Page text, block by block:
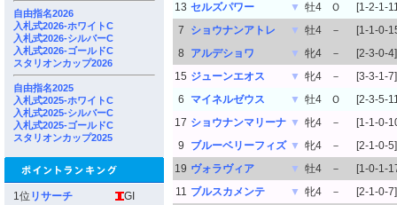
自由指名2026
入札式2026-ホワイトC
入札式2026-シルバーC
入札式2026-ゴールドC
スタリオンカップ2026
自由指名2025
入札式2025-ホワイトC
入札式2025-シルバーC
入札式2025-ゴールドC
スタリオンカップ2025
1位 リサーチ
GI
13 セルズパワー ▼ 牡4 Ｏ
[1-2-1-
7
ショウナンアトレ ▼ 牡4 －
[1-1-0-
8
アルデショワ ▼ 牝4 －
[2-3-0-4]
15 ジューンエオス ▼ 牝4 －
[3-3-1-7]
6
マイネルゼウス ▼ 牡4 Ｏ
[2-3-5-
17 ショウナンマリーナ ▼ 牝4 －
[1-1-0-
9
ブルーベリーフィズ ▼ 牝4 －
[2-1-0-5]
19 ヴォラヴィア ▼ 牡4 －
[1-0-1-
11 ブルスカメンテ ▼ 牝4 －
[2-1-0-7]